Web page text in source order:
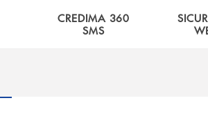
CREDIMA 360
SMS